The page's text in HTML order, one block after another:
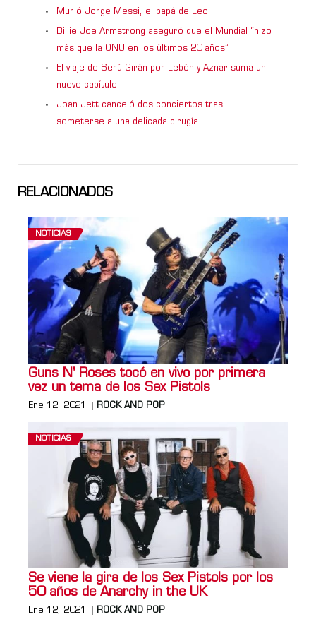
Murió Jorge Messi, el papá de Leo
Billie Joe Armstrong aseguró que el Mundial “hizo
más que la ONU en los últimos 20 años”
El viaje de Serú Girán por Lebón y Aznar suma un
nuevo capítulo
Joan Jett canceló dos conciertos tras
someterse a una delicada cirugía
RELACIONADOS
NOTICIAS
Guns N' Roses tocó en vivo por primera
vez un tema de los Sex Pistols
Ene 12, 2021 ROCK AND POP
NOTICIAS
Se viene la gira de los Sex Pistols por los
50 años de Anarchy in the UK
Ene 12, 2021 ROCK AND POP